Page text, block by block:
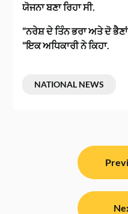
ਯੋਜਨਾ ਬਣਾ ਰਿਹਾ ਸੀ.
“ਨਰੇਸ਼ ਦੇ ਤਿੰਨ ਭਰਾ ਅਤੇ ਦੋ
“ਇਕ ਅਧਿਕਾਰੀ ਨੇ ਕਿਹਾ.
NATIONAL NEWS